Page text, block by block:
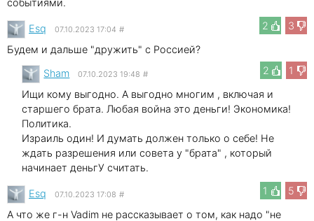
2
3
Esq 07.10.2023 17:04 #
Будем и дальше "дружить" с Россией?
2
1
Sham 07.10.2023 19:48 #
Ищи кому выгодно. А выгодно многим , включая и
старшего брата. Любая война это деньги! Экономика!
Политика.
Израиль один! И думать должен только о себе! Не
ждать разрешения или совета у "брата" , который
начинает деньгУ считать.
1
5
Esq 07.10.2023 17:08 #
А что же г-н Vadim не рассказывает о том, как надо "не